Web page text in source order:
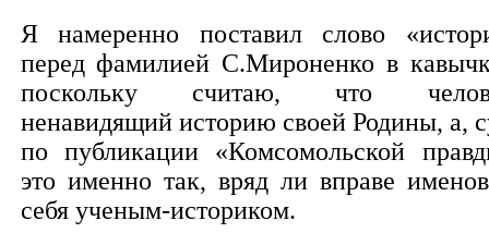
Я намеренно поставил слово
перед фамилией С.Мироненко в
поскольку считаю, что
ненавидящий историю своей Родины, а,
по публикации «Комсомольской
это именно так, вряд ли вправе
себя ученым-историком.